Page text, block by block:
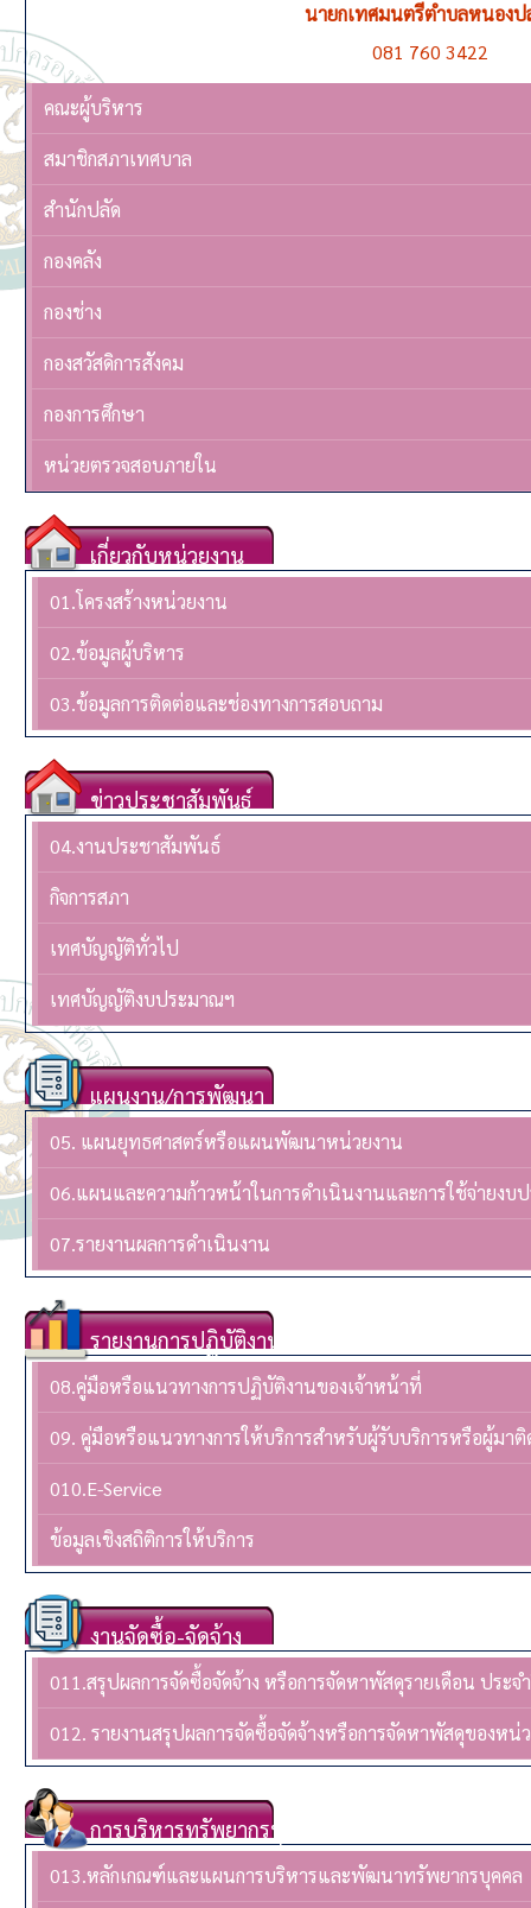
นายกเทศมนตรีตำบลหนองป
081 760 3422
รองนายกเทศมนตรีตำบลหนองปล่อง คนที่ 1 ดูแลควบ
092 563 0195
คณะผู้บริหาร
สมาชิกสภาเทศบาล
สำนักปลัด
กองคลัง
กองช่าง
กองสวัสดิการสังคม
กองการศึกษา
หน่วยตรวจสอบภายใน
เกี่ยวกับหน่วยงาน
01.โครงสร้างหน่วยงาน
02.ข้อมูลผู้บริหาร
03.ข้อมูลการติดต่อและช่องทางการสอบถาม
ข่าวประชาสัมพันธ์
04.งานประชาสัมพันธ์
กิจการสภา
เทศบัญญัติทั่วไป
เทศบัญญัติงบประมาณฯ
แผนงาน/การพัฒนา
05. แผนยุทธศาสตร์หรือแผนพัฒนาหน่วยงาน
06.แผนและความก้าวหน้าในการดำเนินงานและการใช้จ่ายงบ
07.รายงานผลการดำเนินงาน
รายงานการปฏิบัติงาน
08.คู่มือหรือแนวทางการปฏิบัติงานของเจ้าหน้าที่
09. คู่มือหรือแนวทางการให้บริการสำหรับผู้รับบริการหรือผู้มา
010.E-Service
ข้อมูลเชิงสถิติการให้บริการ
งานจัดซื้อ-จัดจ้าง
011.สรุปผลการจัดซื้อจัดจ้าง หรือการจัดหาพัสดุรายเดือน ประ
012. รายงานสรุปผลการจัดซื้อจัดจ้างหรือการจัดหาพัสดุของห
การบริหารทรัพยากรบุคล
013.หลักเกณฑ์และแผนการบริหารและพัฒนาทรัพยากรบุคคล